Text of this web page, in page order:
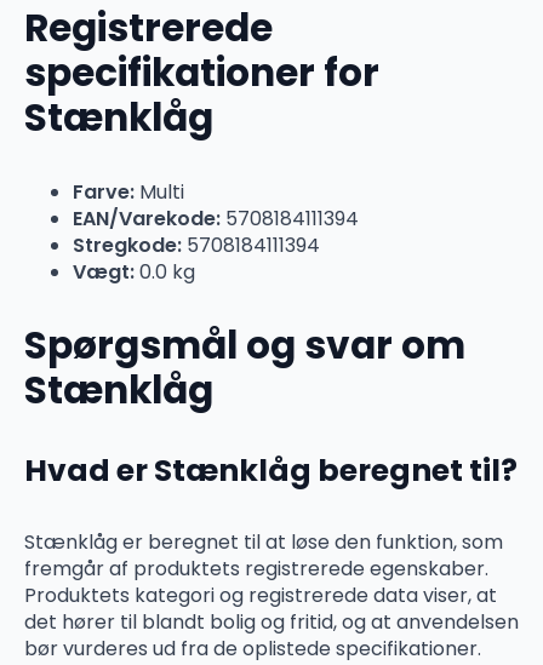
Registrerede
specifikationer for
Stænklåg
Farve: Multi
EAN/Varekode: 5708184111394
Stregkode: 5708184111394
Vægt:0.0 kg
Spørgsmål og svar om
Stænklåg
Hvad er Stænklåg beregnet til?
Stænklåg er beregnet til at løse den funktion, som
fremgår af produktets registrerede egenskaber.
Produktets kategori og registrerede data viser, at
det hører til blandt bolig og fritid, og at anvendelsen
bør vurderes ud fra de oplistede specifikationer.